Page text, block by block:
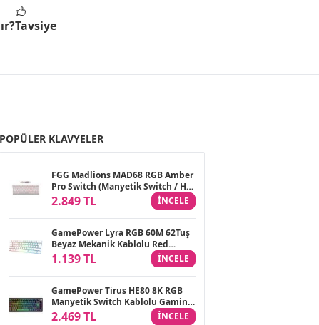
Tavsiye
POPÜLER KLAVYELER
FGG Madlions MAD68 RGB Amber
Pro Switch (Manyetik Switch / HE)
Klavye Beyaz
2.849 TL INCELE
GamePower Lyra RGB 60M 62Tuş
Beyaz Mekanik Kablolu Red
Switch Klavye - 3 Yıl Garantili
1.139 TL INCELE
GamePower Tirus HE80 8K RGB
Manyetik Switch Kablolu Gaming
Klavye
2.469 TL INCELE